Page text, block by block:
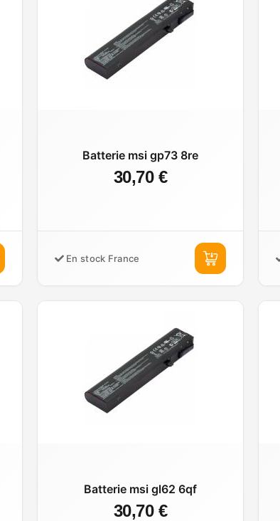
Batterie msi gp73 8re
30,70 €
En stock France
Batterie msi gl62 6qf
30,70 €